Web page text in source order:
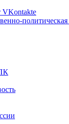
VKontakte